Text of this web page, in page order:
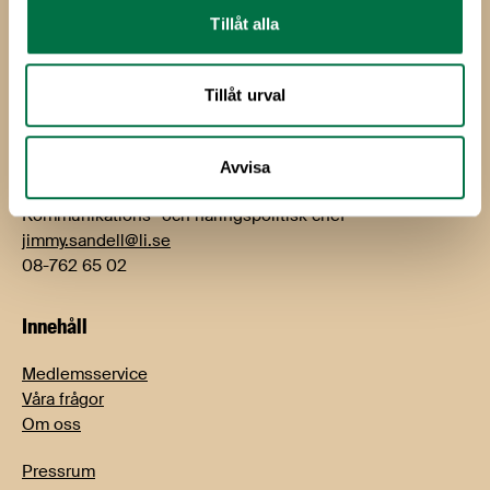
Tillåt alla
Tillåt urval
Avvisa
Björn Hellman
08-762 65 01
Kommunikations- och näringspolitisk chef
jimmy.sandell@li.se
08-762 65 02
Innehåll
Medlemsservice
Våra frågor
Om oss
Pressrum